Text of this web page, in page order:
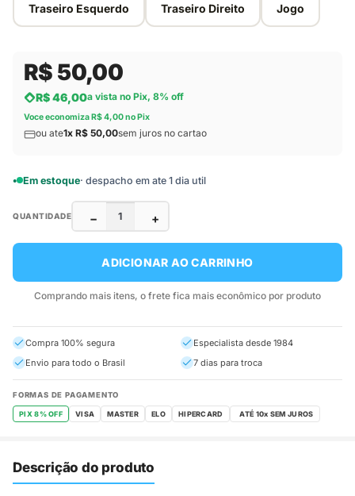
R$ 50,00
R$ 46,00a vista no Pix, 8% off
Voce economiza R$ 4,00 no Pix
ou ate1x R$ 50,00sem juros no cartao
Em estoque· despacho em ate 1 dia util
Traseiro Esquerdo Traseiro Direito Jogo
QUANTIDADE − +
ADICIONAR AO CARRINHO
Comprando mais itens, o frete fica mais econômico por produto
Compra 100% segura
Especialista desde 1984
Envio para todo o Brasil
7 dias para troca
FORMAS DE PAGAMENTO
PIX 8% OFF VISA MASTER ELO HIPERCARD
Descrição do produto